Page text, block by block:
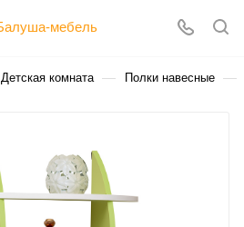
Детская комната — Полки навесные —